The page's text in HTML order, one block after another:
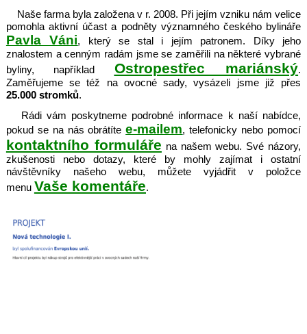
Naše farma byla založena v r. 2008. Při jejím vzniku nám velice
pomohla aktivní účast a podněty významného českého bylináře
Pavla Váni, který se stal i jejím patronem. Díky jeho
znalostem a cenným radám jsme se zaměřili na některé vybrané
byliny, například Ostropestřec mariánský.
Zaměřujeme se též na ovocné sady, vysázeli jsme již přes
25.000 stromků.
Rádi vám poskytneme podrobné informace k naší nabídce,
pokud se na nás obrátítee-mailem, telefonicky nebo pomocí
kontaktního formuláře na našem webu. Své názory,
zkušenosti nebo dotazy, které by mohly zajímat i ostatní
návštěvníky našeho webu, můžete vyjádřit v položce
menu Vaše komentáře.